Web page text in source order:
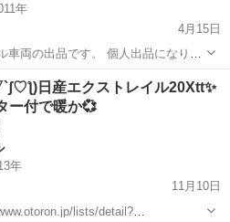
年
4月15日
車両の出品です。 個人出品になりま
行なっていただける方へお渡しでき
クストレイル ディーゼル
日産エクストレイル20Xtt✨
ー付で暖か💞
年
11月10日
lists/detail?